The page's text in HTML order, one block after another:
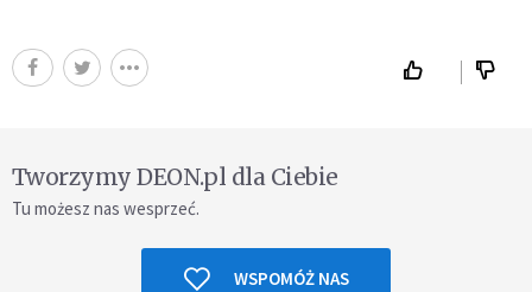
Tworzymy DEON.pl dla Ciebie
Tu możesz nas wesprzeć.
WSPOMÓŻ NAS